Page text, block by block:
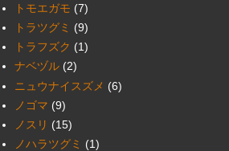
トモエガモ (7)
トラツグミ (9)
トラフズク (1)
ナベヅル (2)
ニュウナイスズメ (6)
ノゴマ (9)
ノスリ (15)
ノハラツグミ (1)